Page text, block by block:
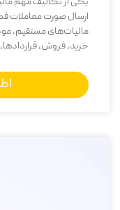
مالیات‌های مستقیم،
خرید، فروش،